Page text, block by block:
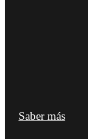
Saber más